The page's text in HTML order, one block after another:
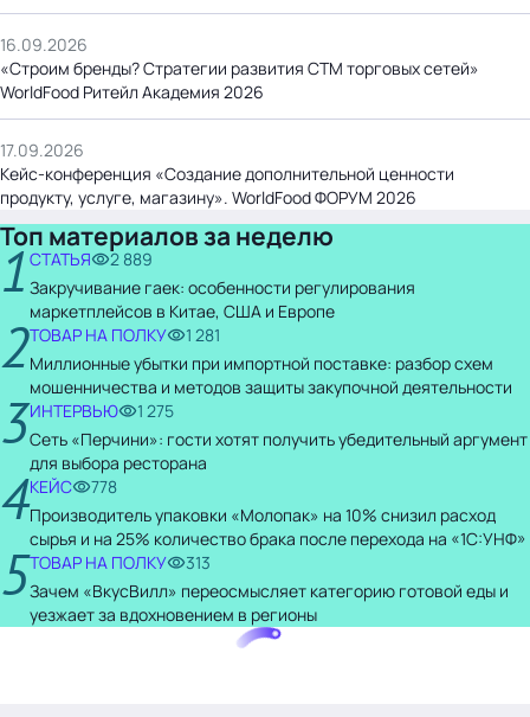
16.09.2026
«Строим бренды? Стратегии развития СТМ торговых сетей»
WorldFood Ритейл Академия 2026
17.09.2026
Кейс-конференция «Создание дополнительной ценности
продукту, услуге, магазину». WorldFood ФОРУМ 2026
Топ материалов за неделю
1 СТАТЬЯ
2 889
Закручивание гаек: особенности регулирования
маркетплейсов в Китае, США и Европе
2ТОВАР НА ПОЛКУ
1 281
Миллионные убытки при импортной поставке: разбор схем
мошенничества и методов защиты закупочной деятельности
3ИНТЕРВЬЮ
1 275
Сеть «Перчини»: гости хотят получить убедительный аргумент
для выбора ресторана
4КЕЙС
778
Производитель упаковки «Молопак» на 10% снизил расход
сырья и на 25% количество брака после перехода на «1С:УНФ»
5ТОВАР НА ПОЛКУ
313
Зачем «ВкусВилл» переосмысляет категорию готовой еды и
уезжает за вдохновением в регионы